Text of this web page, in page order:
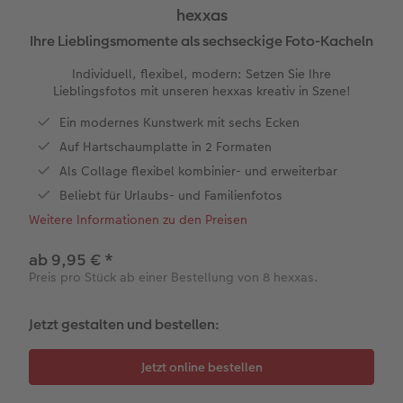
XXL Panorama
Compact Panorama
Compact Quadratisch
Kids
Papiersorte
Passendes Zubehör
Square Prints
Fine Art Prints
Mini Prints
Foto im Rahmen
Premium Poster
Alle Zubehör
Gallery Print
Foto auf Hartschaumplatte
Foto auf Holz
hexxas
Mehrteiler
Wandkalender Fineline
Für Notizen
Kreative Designs
Alle Zübehor
Textilien
Fotomagnete
Handyhüllen
Geschenkbox
CEWE Geschenkgutschein
Hochzeitskarten
Babykarten
Geburtstagkarten
Kommunionskarten
Weitere Anlässe
Hochzeit
Haustiere
Tipps für die Wanddekoration
Tipps für Fotobücher
Fotografietipps
CEWE Magazin
Für Kinder
Für Haustiere
Nachhaltige Geschenken
hexxas
Ihre Lieblingsmomente als sechseckige Foto-Kacheln
Individuell, flexibel, modern: Setzen Sie Ihre
Lieblingsfotos mit unseren hexxas kreativ in Szene!
Ein modernes Kunstwerk mit sechs Ecken
Auf Hartschaumplatte in 2 Formaten
Als Collage flexibel kombinier- und erweiterbar
Beliebt für Urlaubs- und Familienfotos
Weitere Informationen zu den Preisen
ab 9,95 € *
Preis pro Stück ab einer Bestellung von 8 hexxas.
Jetzt gestalten und bestellen: